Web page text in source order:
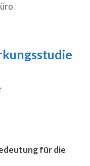
für die